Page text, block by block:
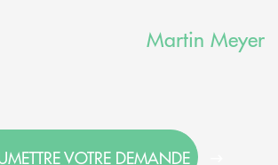
Martin Meyer
VOTRE DEMANDE